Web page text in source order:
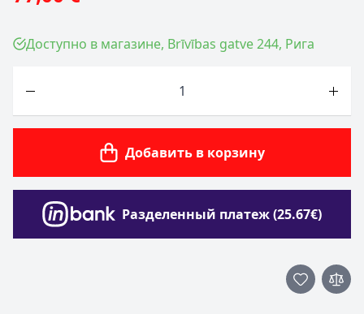
Доступно в магазине, Brīvības gatve 244, Рига
Добавить в корзину
Разделенный платеж (25.67€)